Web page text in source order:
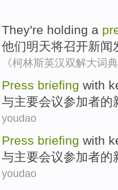
They're holding a
他们明天将召开新闻
《柯林斯英汉双解大词典
Press briefing with
与主要会议参加者的
youdao
Press briefing with
与主要会议参加者的
youdao